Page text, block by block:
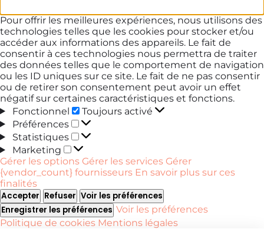
Pour offrir les meilleures expériences, nous utilisons des
technologies telles que les cookies pour stocker et/ou
accéder aux informations des appareils. Le fait de
consentir à ces technologies nous permettra de traiter
des données telles que le comportement de navigation
ou les ID uniques sur ce site. Le fait de ne pas consentir
ou de retirer son consentement peut avoir un effet
négatif sur certaines caractéristiques et fonctions.
Fonctionnel
Fonctionnel
Toujours activé
Préférences
Préférences
Statistiques
Statistiques
Marketing
Marketing
Gérer les options Gérer les services Gérer
{vendor_count} fournisseurs En savoir plus sur ces
finalités
Accepter Refuser Voir les préférences
Enregistrer les préférences Voir les préférences
Politique de cookies Mentions légales